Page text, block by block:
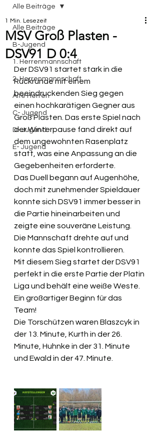
Alle Beiträge
B-Jugend
1. Herrenmannschaft
2. Herrenmannschaft
Alte Herren
C- Jugend
D- Jugend
E- Jugend
Alle Beiträge
MSV Groß Plasten -
DSV91 D 0:4
1 Min. Lesezeit
Der DSV91 startet stark in die
Rückrunde mit einem
beeindruckenden Sieg gegen
einen hochkarätigen Gegner aus
Groß Plasten. Das erste Spiel nach
der Winterpause fand direkt auf
dem ungewohnten Rasenplatz
statt, was eine Anpassung an die
Gegebenheiten erforderte.
Das Duell begann auf Augenhöhe,
doch mit zunehmender Spieldauer
konnte sich DSV91 immer besser in
die Partie hineinarbeiten und
zeigte eine souveräne Leistung.
Die Mannschaft drehte auf und
konnte das Spiel kontrollieren.
Mit diesem Sieg startet der DSV91
perfekt in die erste Partie der Platin
Liga und behält eine weiße Weste.
Ein großartiger Beginn für das
Team!
Die Torschützen waren Blaszcyk in
der 13. Minute, Kurth in der 26.
Minute, Huhnke in der 31. Minute
und Ewald in der 47. Minute.